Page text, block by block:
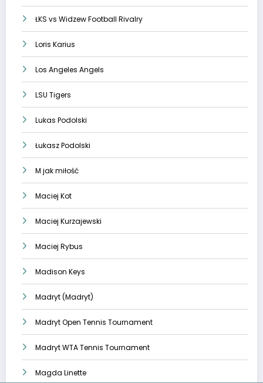
ŁKS vs Widzew Football Rivalry
Loris Karius
Los Angeles Angels
LSU Tigers
Lukas Podolski
Łukasz Podolski
M jak miłość
Maciej Kot
Maciej Kurzajewski
Maciej Rybus
Madison Keys
Madryt (Madryt)
Madryt Open Tennis Tournament
Madryt WTA Tennis Tournament
Magda Linette